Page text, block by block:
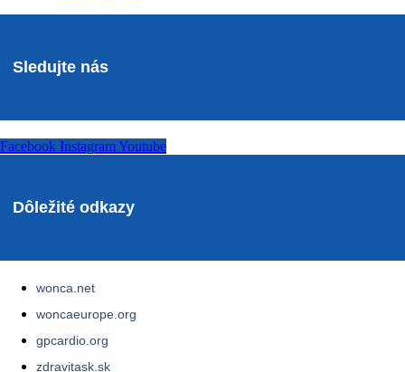
Sledujte nás
Facebook Instagram Youtube
Dôležité odkazy
wonca.net
woncaeurope.org
gpcardio.org
zdravitask.sk